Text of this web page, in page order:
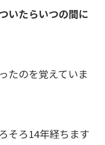
いたらいつの間に
たのを覚えていま
そろ14年経ちます